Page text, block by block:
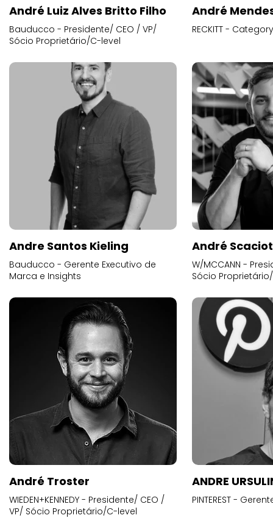
André Luiz Alves Britto Filho
Bauducco - Presidente/ CEO / VP/
Sócio Proprietário/C-level
André
RECKITT -
Andre Santos Kieling
Bauducco - Gerente Executivo de
Marca e Insights
André
W/MCCANN -
Sócio
André Troster
WIEDEN+KENNEDY - Presidente/ CEO /
VP/ Sócio Proprietário/C-level
ANDRE
PINTEREST -